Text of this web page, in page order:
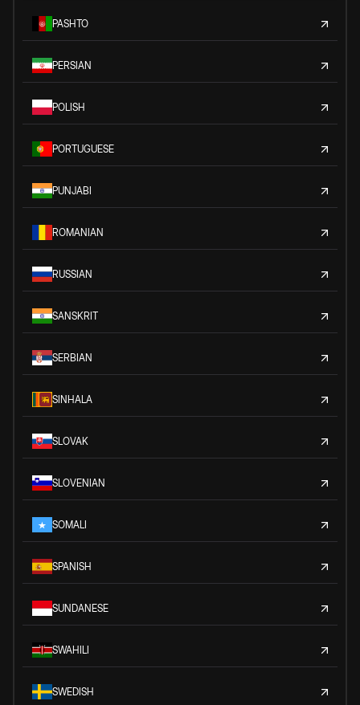
PASHTO
PERSIAN
POLISH
PORTUGUESE
PUNJABI
ROMANIAN
RUSSIAN
SANSKRIT
SERBIAN
SINHALA
SLOVAK
SLOVENIAN
SOMALI
SPANISH
SUNDANESE
SWAHILI
SWEDISH